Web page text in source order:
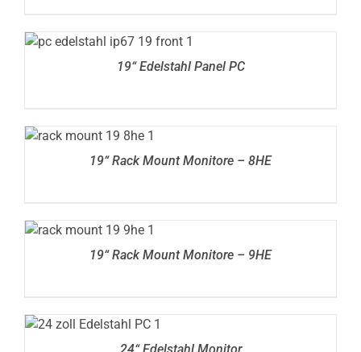
DETAILS
19“ Edelstahl Panel PC
DETAILS
19“ Rack Mount Monitore – 8HE
DETAILS
19“ Rack Mount Monitore – 9HE
DETAILS